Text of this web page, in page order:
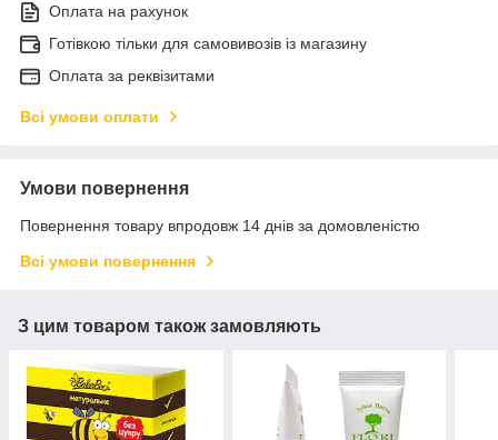
Оплата на рахунок
Готівкою тільки для самовивозів із магазину
Оплата за реквізитами
Всі умови оплати
Умови повернення
Повернення товару впродовж 14 днів за домовленістю
Всі умови повернення
З цим товаром також замовляють